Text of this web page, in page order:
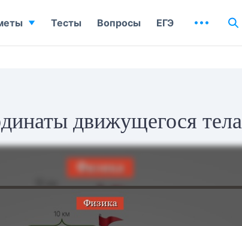
движущегося тела
Тесты Вопросы ЕГЭ